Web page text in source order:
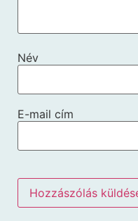
Név
E-mail cím